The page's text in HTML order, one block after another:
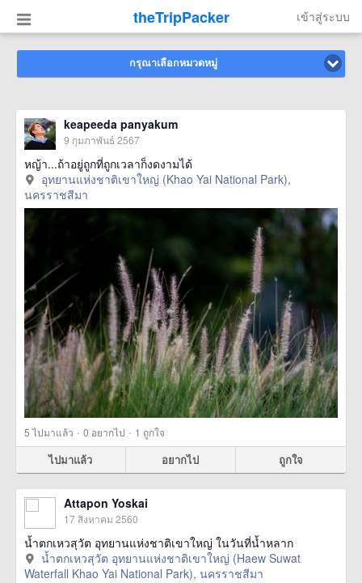
theTripPacker เข้าสู่ระบบ
กรุณาเลือกหมวดหมู่
keapeeda panyakum
9 กุมภาพันธ์ 2567
หญ้า...ถ้าอยู่ถูกที่ถูกเวลาก็งดงามได้
อุทยานแห่งชาติเขาใหญ่ (Khao Yai National Park),
นครราชสีมา
5ไปมาแล้ว · 0 อยากไป · 1 ถูกใจ
ไปมาแล้ว อยากไป ถูกใจ
Attapon Yoskai
17 สิงหาคม 2560
น้ำตกเหวสุวัต อุทยานแห่งชาติเขาใหญ่ ในวันที่น้ำหลาก
น้ำตกเหวสุวัต อุทยานแห่งชาติเขาใหญ่ (Haew Suwat
Waterfall Khao Yai National Park), นครราชสีมา